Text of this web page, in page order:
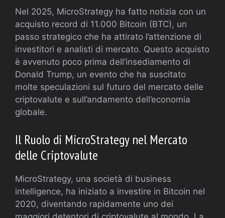
Nel 2025, MicroStrategy ha fatto notizia con un
acquisto record di 11.000 Bitcoin (BTC), un
passo strategico che ha attirato l’attenzione di
investitori e analisti di mercato. Questo acquisto
è avvenuto poco prima dell’insediamento di
Donald Trump, un evento che ha suscitato
molte speculazioni sul futuro del mercato delle
criptovalute e sull’andamento dell’economia
globale.
Il Ruolo di MicroStrategy nel Mercato
delle Criptovalute
MicroStrategy, una società di business
intelligence, ha iniziato a investire in Bitcoin nel
2020, diventando rapidamente uno dei